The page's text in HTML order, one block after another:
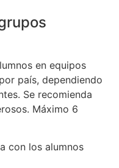
en equipos
país, dependiendo
Se recomienda
Máximo 6
con los alumnos